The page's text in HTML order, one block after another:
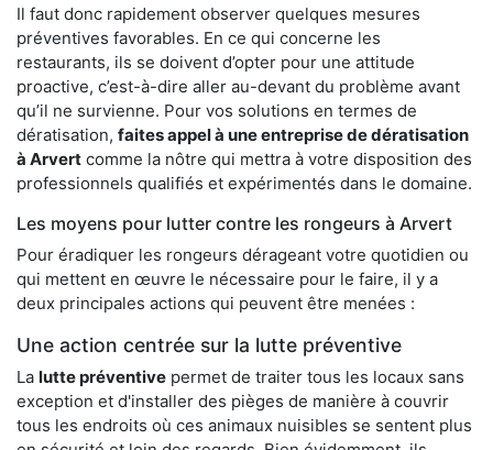
Il faut donc rapidement observer quelques mesures
préventives favorables. En ce qui concerne les
restaurants, ils se doivent d’opter pour une attitude
proactive, c’est-à-dire aller au-devant du problème avant
qu’il ne survienne. Pour vos solutions en termes de
dératisation, faites appel à une entreprise de dératisation
à Arvert comme la nôtre qui mettra à votre disposition des
professionnels qualifiés et expérimentés dans le domaine.
Les moyens pour lutter contre les rongeurs à Arvert
Pour éradiquer les rongeurs dérageant votre quotidien ou
qui mettent en œuvre le nécessaire pour le faire, il y a
deux principales actions qui peuvent être menées :
Une action centrée sur la lutte préventive
La lutte préventive permet de traiter tous les locaux sans
exception et d'installer des pièges de manière à couvrir
tous les endroits où ces animaux nuisibles se sentent plus